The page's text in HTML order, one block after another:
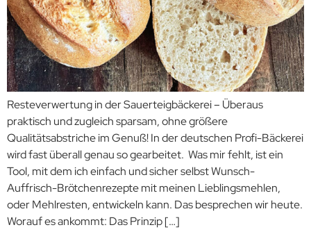
Resteverwertung in der Sauerteigbäckerei – Überaus
praktisch und zugleich sparsam, ohne größere
Qualitätsabstriche im Genuß! In der deutschen Profi-Bäckerei
wird fast überall genau so gearbeitet. Was mir fehlt, ist ein
Tool, mit dem ich einfach und sicher selbst Wunsch-
Auffrisch-Brötchenrezepte mit meinen Lieblingsmehlen,
oder Mehlresten, entwickeln kann. Das besprechen wir heute.
Worauf es ankommt: Das Prinzip […]